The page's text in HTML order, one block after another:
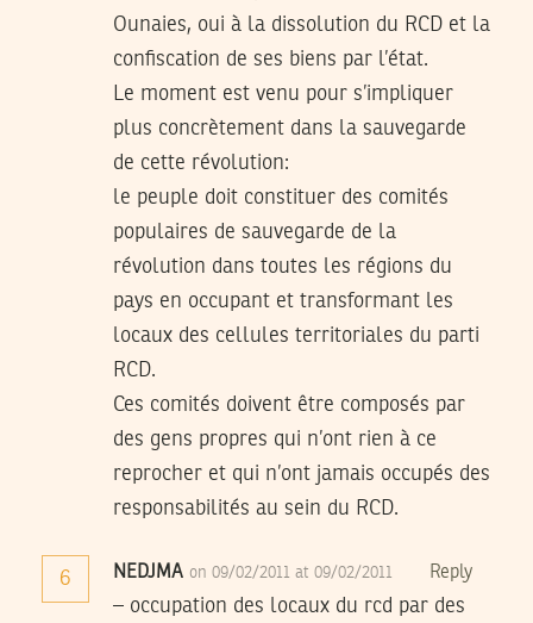
Ounaies, oui à la dissolution du RCD et la
confiscation de ses biens par l’état.
Le moment est venu pour s’impliquer
plus concrètement dans la sauvegarde
de cette révolution:
le peuple doit constituer des comités
populaires de sauvegarde de la
révolution dans toutes les régions du
pays en occupant et transformant les
locaux des cellules territoriales du parti
RCD.
Ces comités doivent être composés par
des gens propres qui n’ont rien à ce
reprocher et qui n’ont jamais occupés des
responsabilités au sein du RCD.
6 NEDJMA on 09/02/2011 at 09/02/2011 Reply
– occupation des locaux du rcd par des